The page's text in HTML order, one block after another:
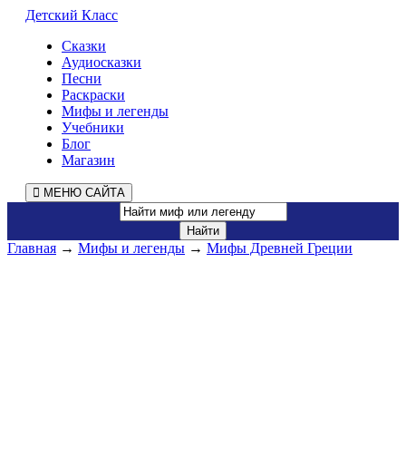
Детский Класс
Сказки
Аудиосказки
Песни
Раскраски
Мифы и легенды
Учебники
Блог
Магазин
МЕНЮ САЙТА
Главная → Мифы и легенды → Мифы Древней Греции